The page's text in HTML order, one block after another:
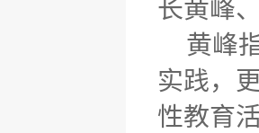
长黄峰
黄峰指
实践，
性教育